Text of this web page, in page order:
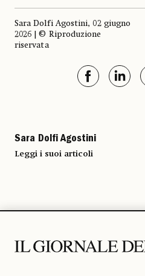
Sara Dolfi Agostini, 02 giugno
2026 | © Riproduzione
riservata
Sara Dolfi Agostini
Leggi i suoi articoli